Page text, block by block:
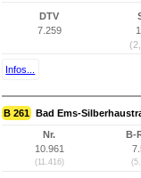
DTV
7.259
Infos...
B 261 Bad Ems-
Nr.
10.961
(11.416)
B-